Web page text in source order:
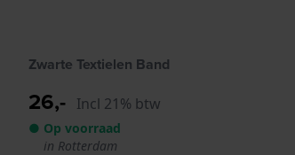
Zwarte Textielen Band
26,- Incl 21% btw
● Op voorraad
in Rotterdam